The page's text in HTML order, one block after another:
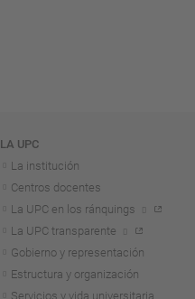
LA UPC
La institución
Centros docentes
La UPC en los ránquings
La UPC transparente
Gobierno y representación
Estructura y organización
Servicios y vida universitaria